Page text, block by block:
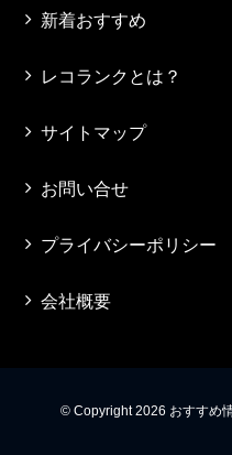
新着おすすめ
レコランクとは？
サイトマップ
お問い合せ
プライバシーポリシー
会社概要
© Copyright 2026 おすすめ